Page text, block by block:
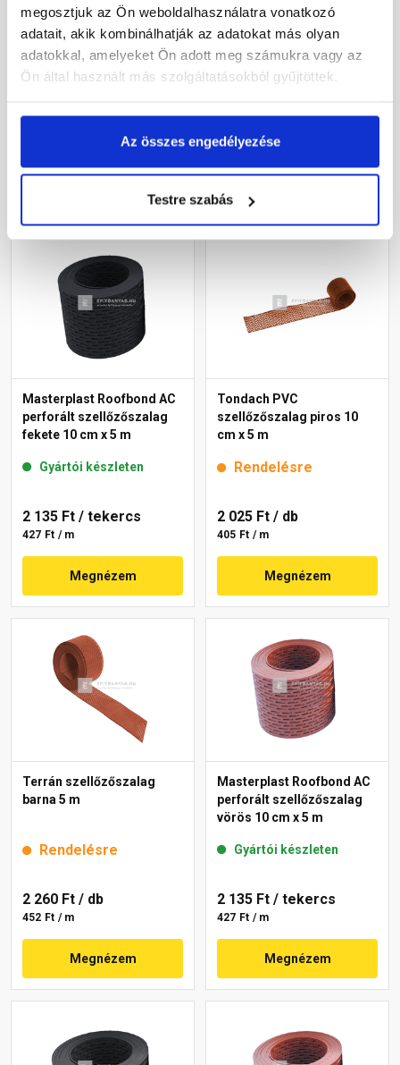
megosztjuk az Ön weboldalhasználatra vonatkozó
adatait, akik kombinálhatják az adatokat más olyan
adatokkal, amelyeket Ön adott meg számukra vagy az
Ön által használt más szolgáltatásokból gyűjtöttek.
Az összes engedélyezése
Testre szabás
Leier alumínium
szellőzőszalag
téglavörös/fekete10 m
Rendelésre
Klöber ereszszellőző
szalag téglavörös 10 cm x
5 m
Gyártói készleten
1 645 Ft
329 Ft / m
Masterplast Roofbond AC
perforált szellőzőszalag
fekete 10 cm x 5 m
Gyártói készleten
2 135 Ft / tekercs
427 Ft / m
Megnézem
Tondach PVC
szellőzőszalag piros 10
cm x 5 m
Rendelésre
2 025 Ft / db
405 Ft / m
Megnézem
Terrán szellőzőszalag
barna 5 m
Rendelésre
2 260 Ft / db
452 Ft / m
Megnézem
Masterplast Roofbond AC
perforált szellőzőszalag
vörös 10 cm x 5 m
Gyártói készleten
2 135 Ft / tekercs
427 Ft / m
Megnézem